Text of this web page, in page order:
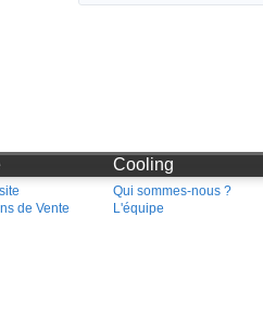
de Vente
Cooling
Qui sommes-nous ?
L'équipe